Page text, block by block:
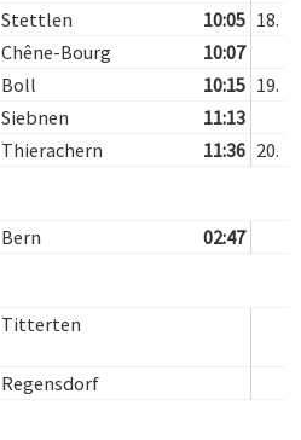
Stettlen 10:05 18.
Chêne-Bourg
10:07
Boll 10:15 19.
Siebnen
11:13
Thierachern 11:36 20.
Bern 02:47
Titterten
Regensdorf